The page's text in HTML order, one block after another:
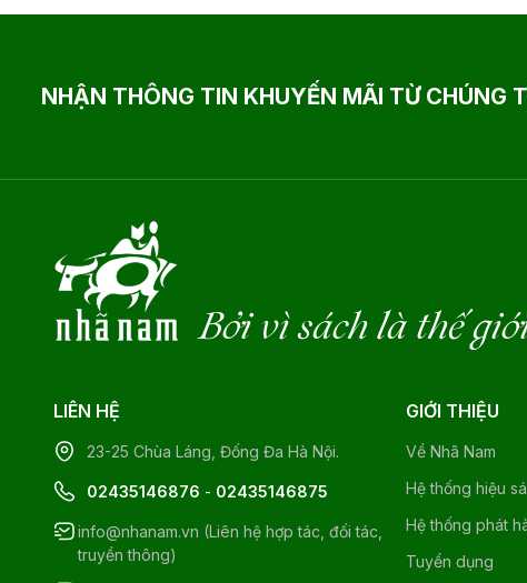
NHẬN THÔNG TIN KHUYẾN MÃI TỪ CHÚNG
Bởi vì sách là thế
LIÊN HỆ
23-25 Chùa Láng, Đống Đa Hà Nội.
02435146876 - 02435146875
info@nhanam.vn (Liên hệ hợp tác, đối tác,
truyền thông)
GIỚI THIỆU
Về Nhã Nam
Hệ thống hiệu
Hệ thống phát
Tuyển dụng